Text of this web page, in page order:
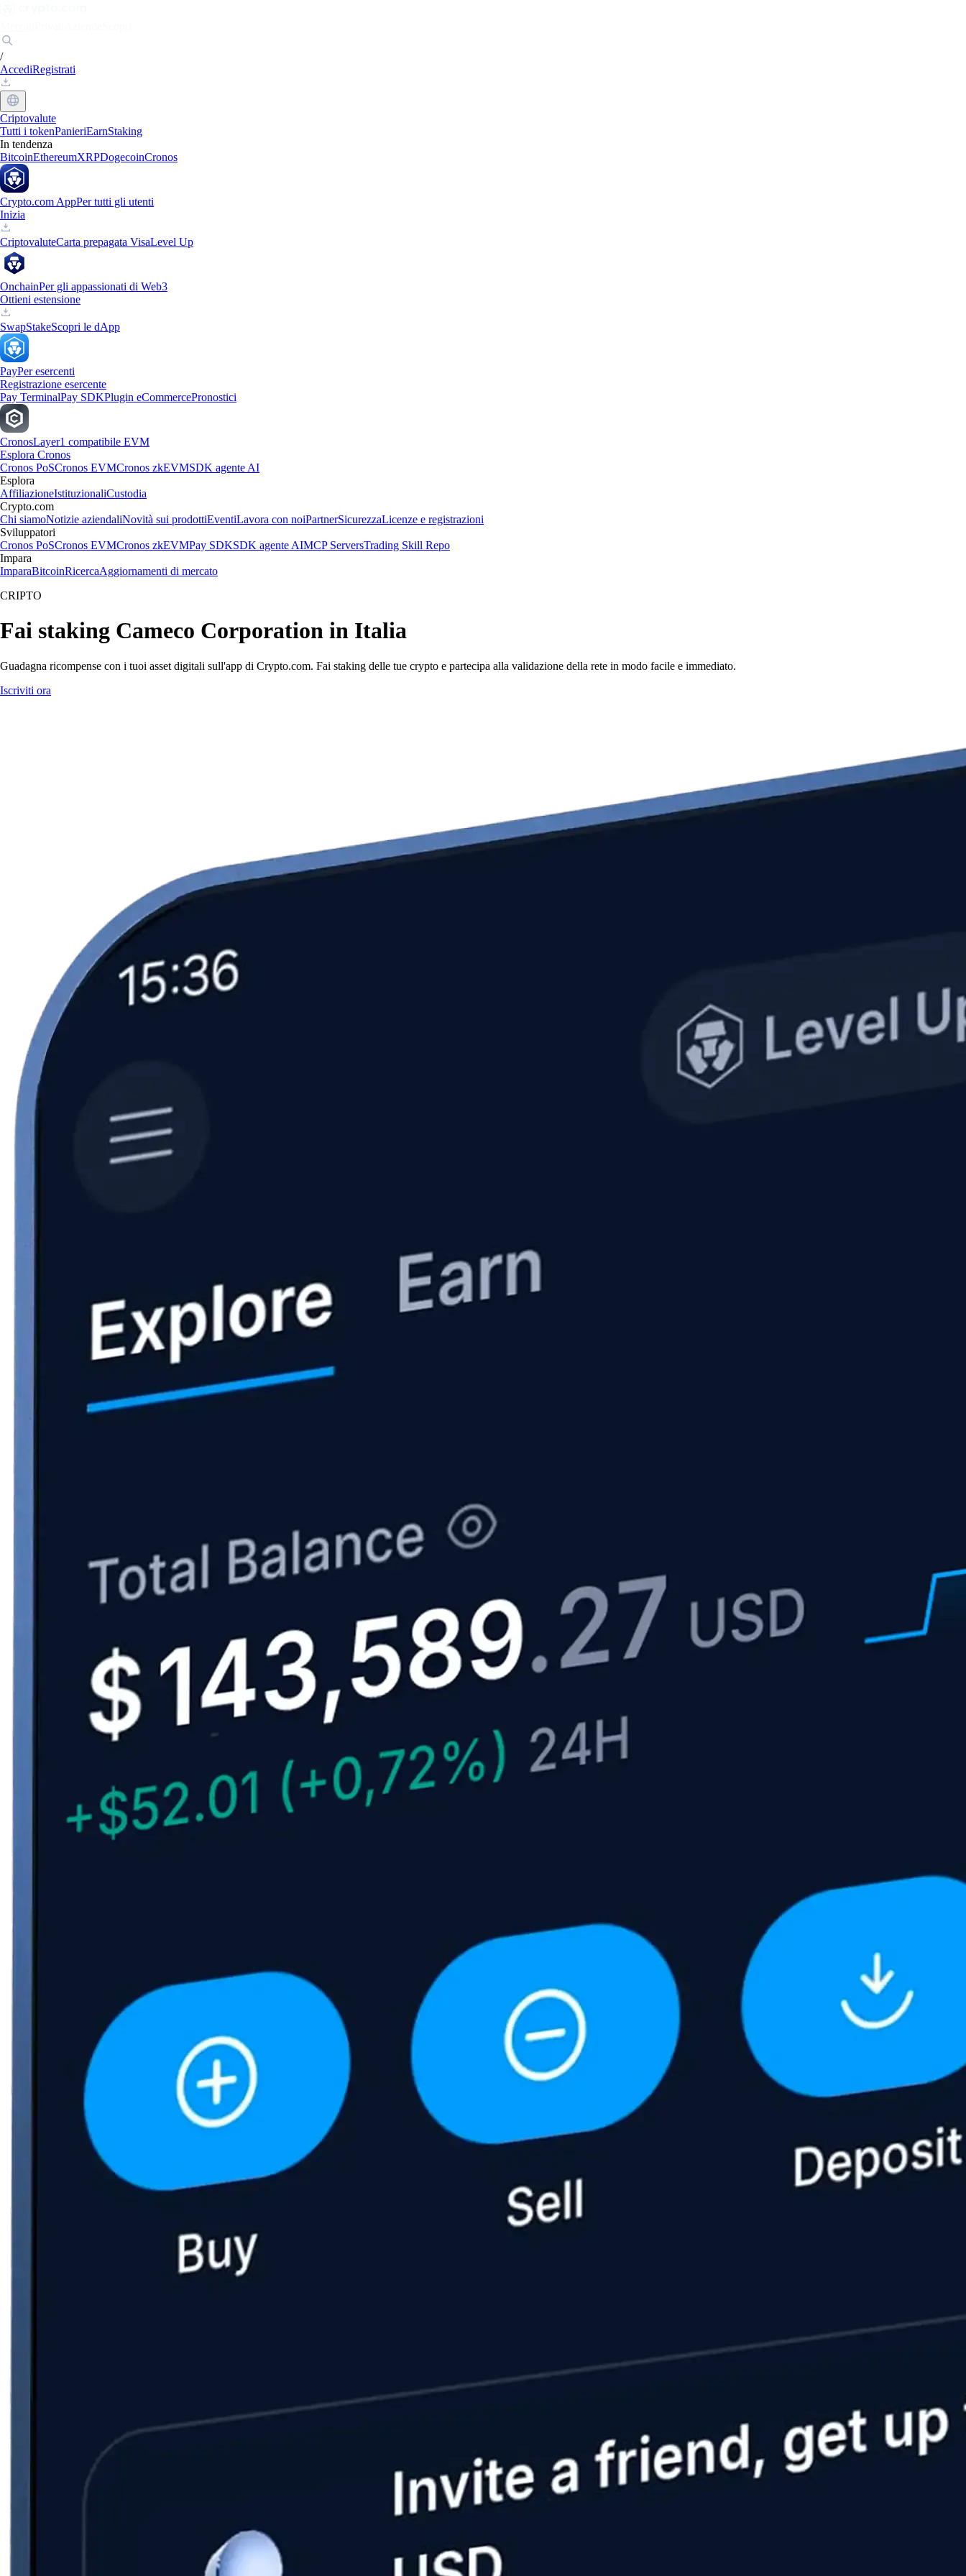
/
AccediRegistrati
Criptovalute
Tutti i tokenPanieriEarnStaking
In tendenza
BitcoinEthereumXRPDogecoinCronos
Crypto.com AppPer tutti gli utenti
Inizia
CriptovaluteCarta prepagata VisaLevel Up
OnchainPer gli appassionati di Web3
Ottieni estensione
SwapStakeScopri le dApp
PayPer esercenti
Registrazione esercente
Pay TerminalPay SDKPlugin eCommercePronostici
CronosLayer1 compatibile EVM
Esplora Cronos
Cronos PoSCronos EVMCronos zkEVMSDK agente AI
Esplora
AffiliazioneIstituzionaliCustodia
Crypto.com
Chi siamoNotizie aziendaliNovità sui prodottiEventiLavora con noiPartnerSicurezzaLicenze e registrazioni
Sviluppatori
Cronos PoSCronos EVMCronos zkEVMPay SDKSDK agente AIMCP ServersTrading Skill Repo
Impara
ImparaBitcoinRicercaAggiornamenti di mercato
CRIPTO
Fai staking Cameco Corporation in Italia
Guadagna ricompense con i tuoi asset digitali sull'app di Crypto.com. Fai staking delle tue crypto e partecipa alla validazione della rete in modo facile e immediato.
Iscriviti ora